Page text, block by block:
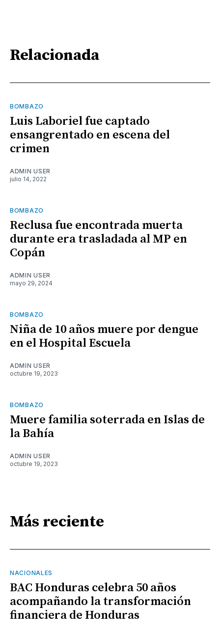
Relacionada
BOMBAZO
Luis Laboriel fue captado
ensangrentado en escena del
crimen
ADMIN USER
julio 14, 2022
BOMBAZO
Reclusa fue encontrada muerta
durante era trasladada al MP en
Copán
ADMIN USER
mayo 29, 2024
BOMBAZO
Niña de 10 años muere por dengue
en el Hospital Escuela
ADMIN USER
octubre 19, 2023
BOMBAZO
Muere familia soterrada en Islas de
la Bahía
ADMIN USER
octubre 19, 2023
Más reciente
NACIONALES
BAC Honduras celebra 50 años
acompañando la transformación
financiera de Honduras